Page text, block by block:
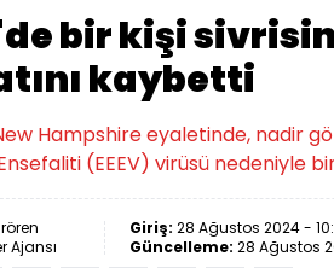
bir kişi
kaybetti
Hampshire eyaletinde, nadir
(EEEV) virüsü nedeniyle
Ajansı
Giriş: 28 Ağustos 2024 -
Güncelleme: 28 Ağustos